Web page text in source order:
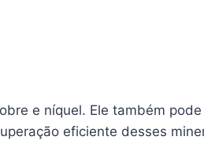
e níquel. Ele também
eficiente desses